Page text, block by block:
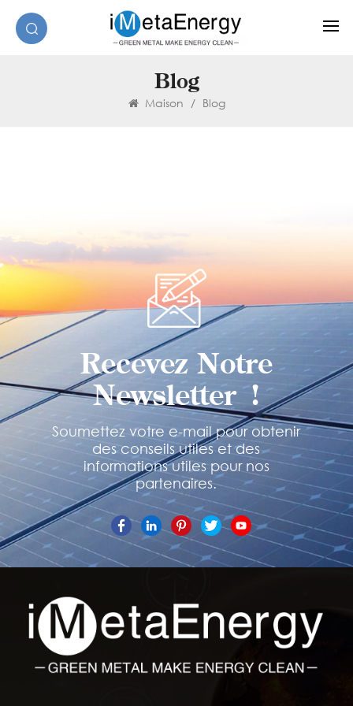
Blog
Maison / Blog
Recevez Notre
Newsletter !
Soumettez votre e-mail pour obtenir
des conseils utiles et des
informations utiles pour nos
partenaires.